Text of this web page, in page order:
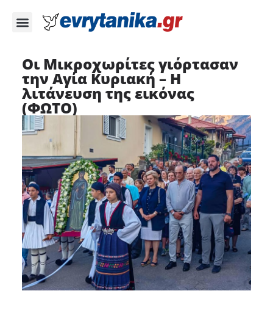
Οι Μικροχωρίτες γιόρτασαν
την Αγία Κυριακή – Η
λιτάνευση της εικόνας
(ΦΩΤΟ)